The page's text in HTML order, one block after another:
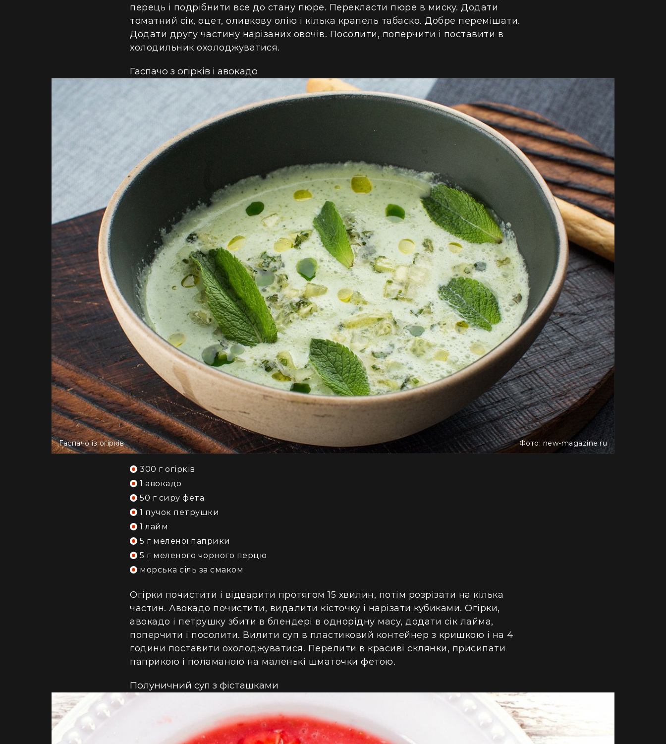
перець і подрібнити все до стану пюре. Перекласти пюре в миску. Додати
томатний сік, оцет, оливкову олію і кілька крапель табаско. Добре перемішати.
Додати другу частину нарізаних овочів. Посолити, поперчити і поставити в
холодильник охолоджуватися.
Гаспачо з огірків і авокадо
Гаспачо із огірків Фото: new-magazine.ru
300 г огірків
1 авокадо
50 г сиру фета
1 пучок петрушки
1 лайм
5 г меленої паприки
5 г меленого чорного перцю
морська сіль за смаком
Огірки почистити і відварити протягом 15 хвилин, потім розрізати на кілька
частин. Авокадо почистити, видалити кісточку і нарізати кубиками. Огірки,
авокадо і петрушку збити в блендері в однорідну масу, додати сік лайма,
поперчити і посолити. Вилити суп в пластиковий контейнер з кришкою і на 4
години поставити охолоджуватися. Перелити в красиві склянки, присипати
паприкою і поламаною на маленькі шматочки фетою.
Полуничний суп з фісташками